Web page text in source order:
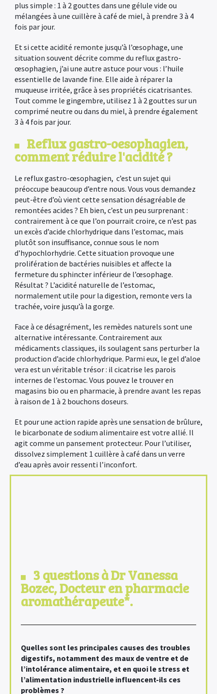
plus simple : 1 à 2 gouttes dans une gélule vide ou
mélangées à une cuillère à café de miel, à prendre 3 à 4
fois par jour.
Et si cette acidité remonte jusqu’à l’œsophage, une
situation souvent décrite comme du reflux gastro-
œsophagien, j’ai une autre astuce pour vous : l’huile
essentielle de lavande fine. Elle aide à réparer la
muqueuse irritée, grâce à ses propriétés cicatrisantes.
Tout comme le gingembre, utilisez 1 à 2 gouttes sur un
comprimé neutre ou dans du miel, à prendre également
3 à 4 fois par jour.
Reflux gastro-oesophagien,
comment réduire l'acidité ?
Le reflux gastro-œsophagien, c’est un sujet qui
préoccupe beaucoup d’entre nous. Vous vous demandez
peut-être d’où vient cette sensation désagréable de
remontées acides ? Eh bien, c’est un peu surprenant :
contrairement à ce que l’on pourrait croire, ce n’est pas
un excès d’acide chlorhydrique dans l’estomac, mais
plutôt son insuffisance, connue sous le nom
d’hypochlorhydrie. Cette situation provoque une
prolifération de bactéries nuisibles et affecte la
fermeture du sphincter inférieur de l’œsophage.
Résultat ? L’acidité naturelle de l’estomac,
normalement utile pour la digestion, remonte vers la
trachée, voire jusqu’à la gorge.
Face à ce désagrément, les remèdes naturels sont une
alternative intéressante. Contrairement aux
médicaments classiques, ils soulagent sans perturber la
production d’acide chlorhydrique. Parmi eux, le gel d’aloe
vera est un véritable trésor : il cicatrise les parois
internes de l’estomac. Vous pouvez le trouver en
magasins bio ou en pharmacie, à prendre avant les repas
à raison de 1 à 2 bouchons doseurs.
Et pour une action rapide après une sensation de brûlure,
le bicarbonate de sodium alimentaire est votre allié. Il
agit comme un pansement protecteur. Pour l’utiliser,
dissolvez simplement 1 cuillère à café dans un verre
d’eau après avoir ressenti l’inconfort.
3 questions à Dr Vanessa
Bozec, Docteur en pharmacie
aromathérapeute*.
Quelles sont les principales causes des troubles
digestifs, notamment des maux de ventre et de
l’intolérance alimentaire, et en quoi le stress et
l’alimentation industrielle influencent-ils ces
problèmes ?